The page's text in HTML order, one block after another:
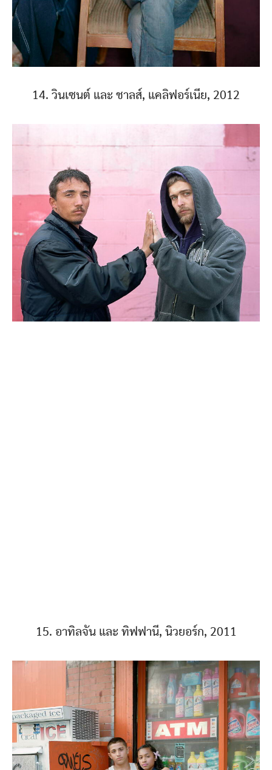
14. วินเซนต์ และ ชาลส์, แคลิฟอร์เนีย, 2012
15. อาทิลจัน และ ทิฟฟานี, นิวยอร์ก, 2011